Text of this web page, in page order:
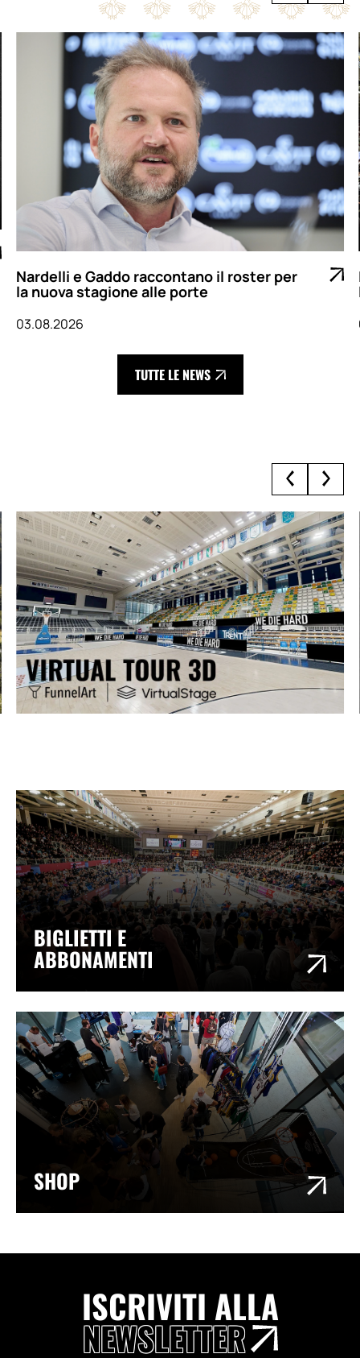
Nardelli e Gaddo raccontano il roster per
la nuova stagione alle porte
03.08.2026
TUTTE LE NEWS
BIGLIETTI E
ABBONAMENTI
SHOP
ISCRIVITI ALLA
NEWSLETTER